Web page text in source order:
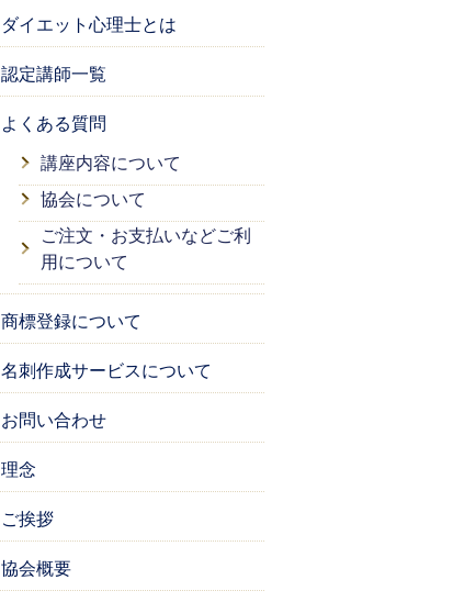
ダイエット心理士とは
認定講師一覧
よくある質問
講座内容について
協会について
ご注文・お支払いなどご利
用について
商標登録について
名刺作成サービスについて
お問い合わせ
理念
ご挨拶
協会概要